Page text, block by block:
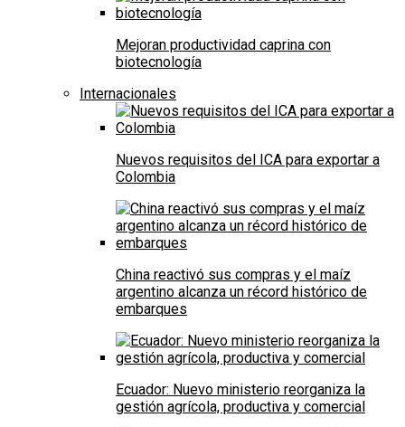
Mejoran productividad caprina con
biotecnología
Internacionales
Nuevos requisitos del ICA para exportar a
Colombia
China reactivó sus compras y el maíz
argentino alcanza un récord histórico de
embarques
Ecuador: Nuevo ministerio reorganiza la
gestión agrícola, productiva y comercial